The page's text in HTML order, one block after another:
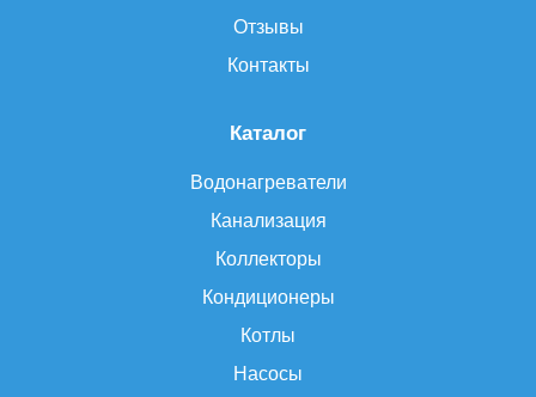
Каталог
Водонагреватели
Канализация
Коллекторы
Кондиционеры
Котлы
Насосы
Отзывы
Контакты